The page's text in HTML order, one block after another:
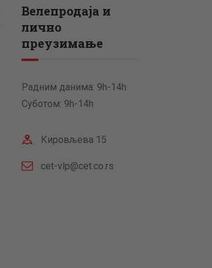
Велепродаја и
лично
преузимање
Радним данима: 9h-14h
Суботом: 9h-14h
Кировљева 15
cet-vlp@cet.co.rs